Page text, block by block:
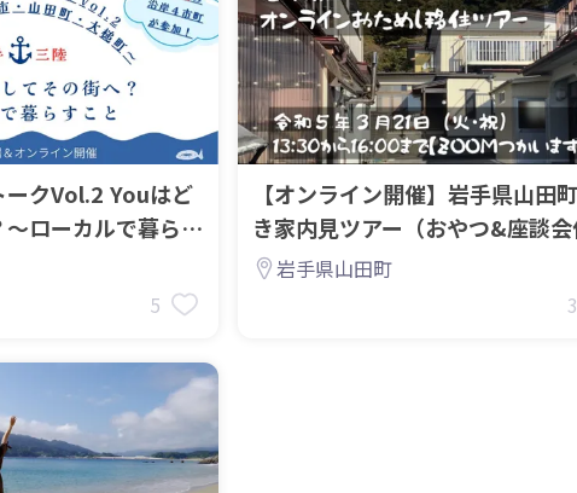
ークVol.2 Youはど
ローカルで暮らす
5
【オンライン開催】岩手県山田
き家内見ツアー（おやつ&座談
き）参加者募集！
岩手県山田町